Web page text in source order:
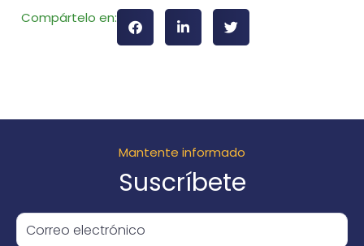
Compártelo en:
Mantente informado
Suscríbete